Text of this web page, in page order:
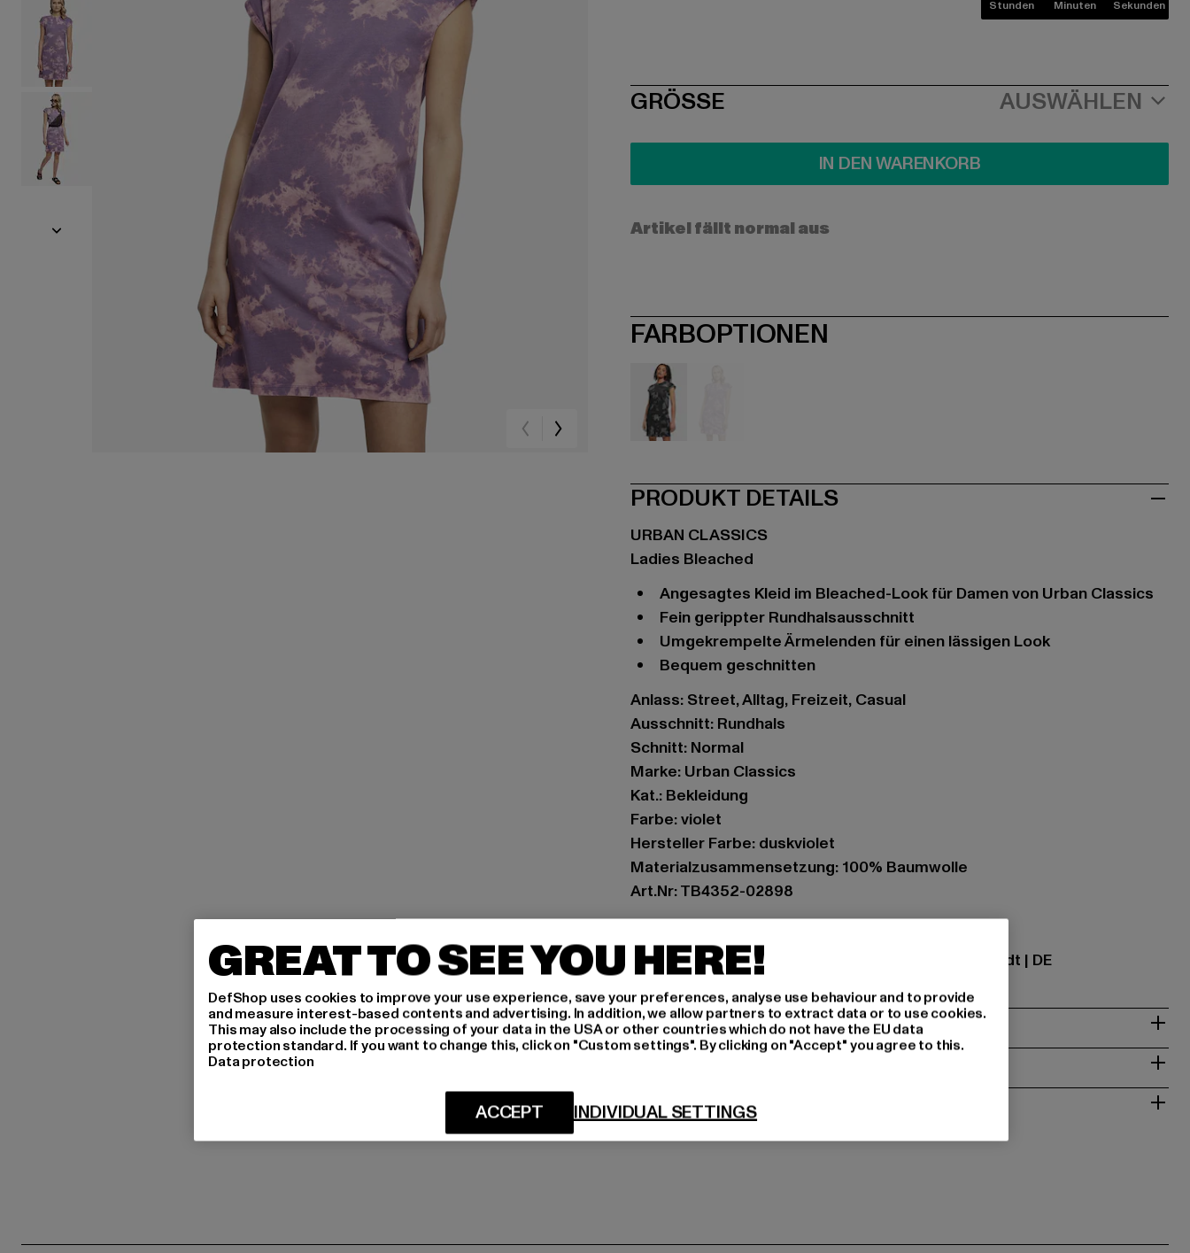
Stunden Minuten Sekunden
SIZE
GRÖSSE AUSWÄHLEN
IN DEN WARENKORB
Artikel fällt normal aus
FARBOPTIONEN
PRODUKT DETAILS
URBAN CLASSICS
Ladies Bleached
Angesagtes Kleid im Bleached-Look für Damen von Urban Classics
Fein gerippter Rundhalsausschnitt
Umgekrempelte Ärmelenden für einen lässigen Look
Bequem geschnitten
Anlass: Street, Alltag, Freizeit, Casual
Ausschnitt: Rundhals
Schnitt: Normal
Marke: Urban Classics
Kat.: Bekleidung
Farbe: violet
Hersteller Farbe: duskviolet
Materialzusammensetzung: 100% Baumwolle
Art.Nr: TB4352-02898
Dr.-Robert-Murjahn-Straße 7 | 64372 Ober-Ramstadt | DE
GRÖSSE & PASSFORM
PFLEGEHINWEISE
LIEFERUNG & RÜCKGABE
GREAT TO SEE YOU HERE!
DefShop uses cookies to improve your use experience, save your preferences, analyse use behaviour and to provide
and measure interest-based contents and advertising. In addition, we allow partners to extract data or to use cookies.
This may also include the processing of your data in the USA or other countries which do not have the EU data
protection standard. If you want to change this, click on "Custom settings". By clicking on "Accept" you agree to this.
Data protection
INDIVIDUAL SETTINGS
ACCEPT